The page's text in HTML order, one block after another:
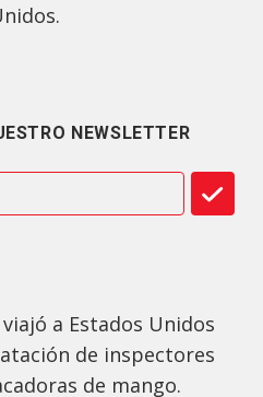
NEWSLETTER
a Estados Unidos
de inspectores
de mango.